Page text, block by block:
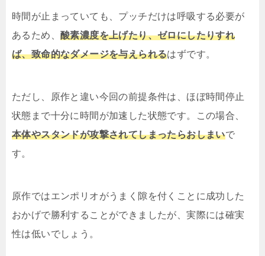
時間が止まっていても、プッチだけは呼吸する必要が
あるため、 酸素濃度を上げたり、ゼロにしたりすれ
ば、致命的なダメージを与えられるはずです。
ただし、原作と違い今回の前提条件は、ほぼ時間停止
状態まで十分に時間が加速した状態です。この場合、
本体やスタンドが攻撃されてしまったらおしまいで
す。
原作ではエンポリオがうまく隙を付くことに成功した
おかげで勝利することができましたが、実際には確実
性は低いでしょう。